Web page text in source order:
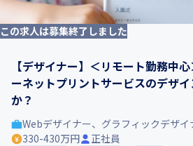
この求人は募集終了しました
【デザイナー】＜リモート勤務中
ーネットプリントサービスのデザ
か？
Webデザイナー、グラフィックデザイ
330-430万円
正社員